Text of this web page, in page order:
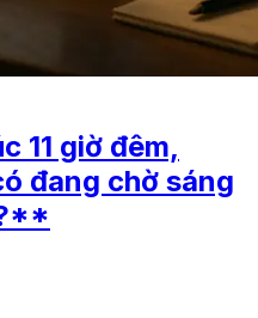
11 giờ đêm,
đang chờ sáng